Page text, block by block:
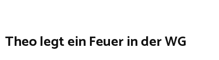
Theo legt ein Feuer in der WG